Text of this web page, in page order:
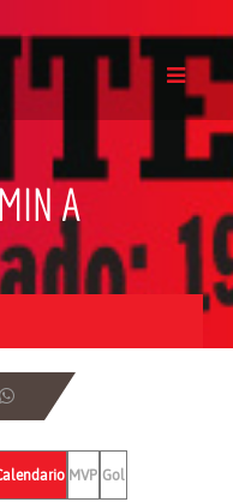
A
MVP Gol